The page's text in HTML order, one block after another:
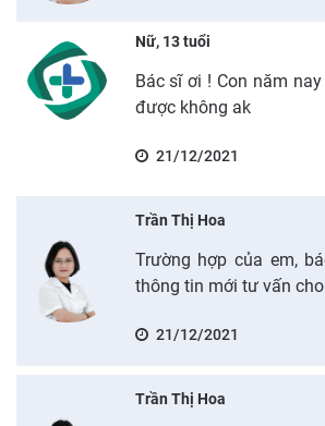
Nữ, 13 tuổi
Bác sĩ ơi ! Con năm
được không ak
21/12/2021
Trần Thị Hoa
Trường hợp của em,
thông tin mới tư vấn
21/12/2021
Trần Thị Hoa